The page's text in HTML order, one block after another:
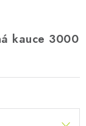
kauce 3000